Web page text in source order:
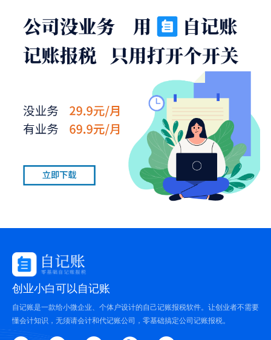
创业小白可以自记账
自记账是一款给小微企业、个体户设计的自己记账报税软件。让创业者不需要
懂会计知识，无须请会计和代记账公司，零基础搞定公司记账报税。